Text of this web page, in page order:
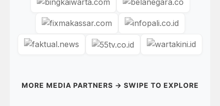
MORE MEDIA PARTNERS → SWIPE TO EXPLORE